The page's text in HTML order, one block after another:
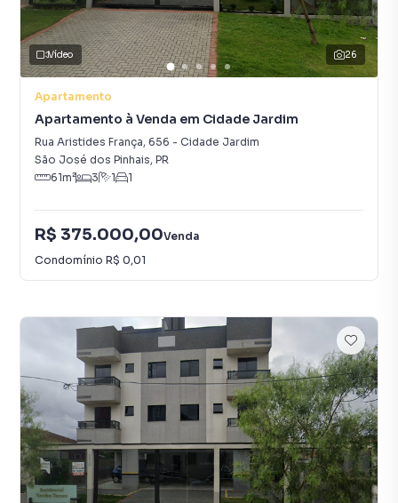
26
Vídeo
Apartamento
Apartamento à Venda em Cidade Jardim
Rua Aristides França, 656 - Cidade Jardim
São José dos Pinhais, PR
61m² 3 1 1
R$ 375.000,00Venda
Condomínio R$ 0,01